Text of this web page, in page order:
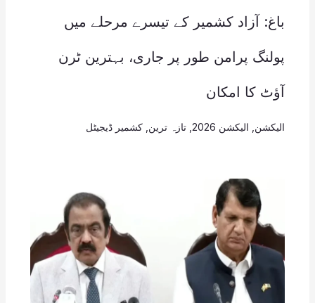
باغ: آزاد کشمیر کے تیسرے مرحلے میں
پولنگ پرامن طور پر جاری، بہترین ٹرن
آؤٹ کا امکان
الیکشن الیکشن 2026 , تازہ ترین کشمیر ڈیجیٹل